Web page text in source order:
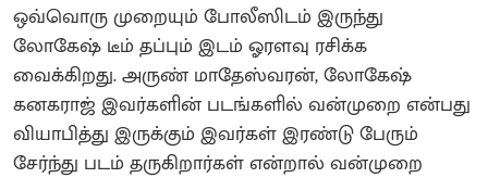
ஒவ்வொரு முறையும் போலீஸிடம் இருந்து
லோகேஷ் டீம் தப்பும் இடம் ஓரளவு ரசிக்க
வைக்கிறது. அருண் மாதேஸ்வரன், லோகேஷ்
கனகராஜ் இவர்களின் படங்களில் வன்முறை என்பது
வியாபித்து இருக்கும் இவர்கள் இரண்டு பேரும்
சேர்ந்து படம் தருகிறார்கள் என்றால் வன்முறை